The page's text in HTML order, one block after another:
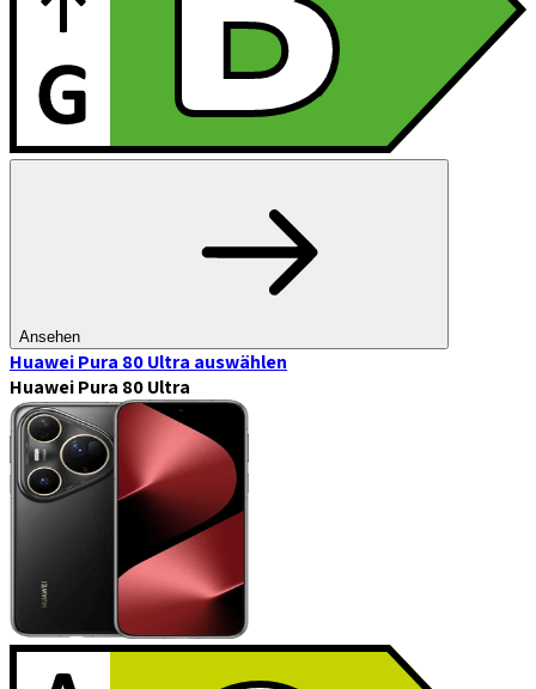
Ansehen
Huawei Pura 80 Ultra auswählen
Huawei Pura 80 Ultra